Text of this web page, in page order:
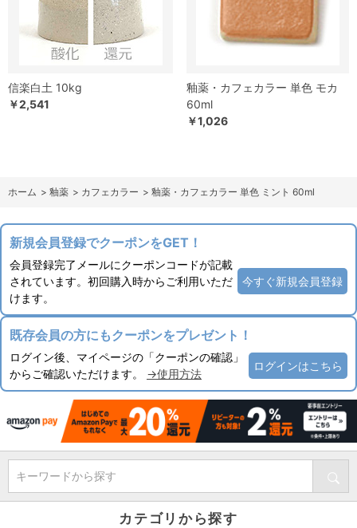
信楽白土 10kg
￥2,541
釉薬・カフェカラー 単色 モカ
60ml
￥1,026
ホーム > 釉薬 > カフェカラー > 釉薬・カフェカラー 単色 ミント 60ml
新規会員登録でクーポンをGET！
会員登録完了メールにクーポンコードが記載
されています。初回購入時からご利用いただ
けます。
今すぐ新規会員登録
既存会員の方にもクーポンをプレゼント！
ログイン後、マイページの「クーポンの確認」
からご確認いただけます。 →使用方法
ログインはこちら
キーワードから探す
カテゴリから探す